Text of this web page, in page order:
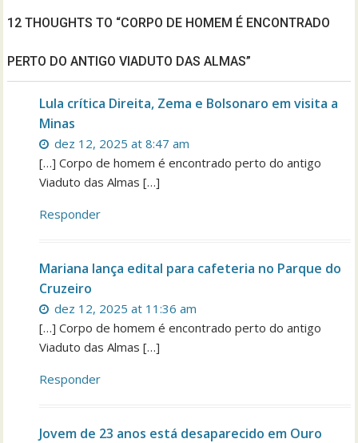
12 THOUGHTS TO “CORPO DE HOMEM É ENCONTRADO
PERTO DO ANTIGO VIADUTO DAS ALMAS”
Lula crítica Direita, Zema e Bolsonaro em visita a
Minas
dez 12, 2025 at 8:47 am
[…] Corpo de homem é encontrado perto do antigo
Viaduto das Almas […]
Responder
Mariana lança edital para cafeteria no Parque do
Cruzeiro
dez 12, 2025 at 11:36 am
[…] Corpo de homem é encontrado perto do antigo
Viaduto das Almas […]
Responder
Jovem de 23 anos está desaparecido em Ouro